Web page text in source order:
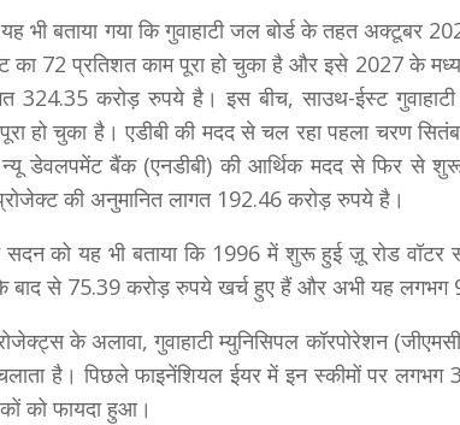
भी बताया गया कि गुवाहाटी जल बोर्ड के तहत अक्टूबर
का 72 प्रतिशत काम पूरा हो चुका है और इसे 2027 के
324.35 करोड़ रुपये है। इस बीच, साउथ-ईस्ट
हो चुका है। एडीबी की मदद से चल रहा पहला चरण
न्यू डेवलपमेंट बैंक (एनडीबी) की आर्थिक मदद से फिर
की अनुमानित लागत 192.46 करोड़ रुपये है।
को यह भी बताया कि 1996 में शुरू हुई ज़ू रोड वॉटर
बाद से 75.39 करोड़ रुपये खर्च हुए हैं और अभी यह लगभग
के अलावा, गुवाहाटी म्युनिसिपल कॉरपोरेशन
है। पिछले फाइनेंशियल ईयर में इन स्कीमों पर
को फायदा हुआ।